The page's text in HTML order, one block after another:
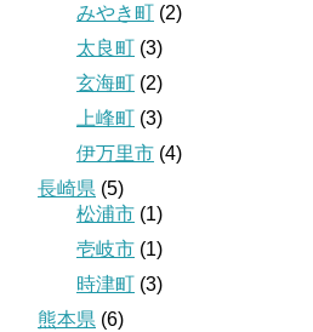
みやき町 (2)
太良町 (3)
玄海町 (2)
上峰町 (3)
伊万里市 (4)
長崎県 (5)
松浦市 (1)
壱岐市 (1)
時津町 (3)
熊本県 (6)